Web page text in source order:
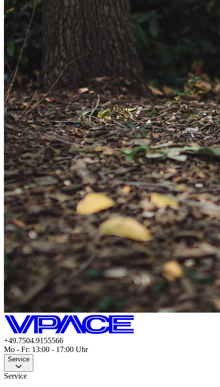
+49.7504.9155566
Mo - Fr: 13:00 - 17:00 Uhr
Service
Service